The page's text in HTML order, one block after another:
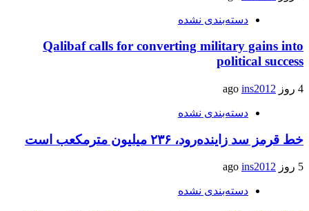
دسته‌بندی نشده
Qalibaf calls for converting military gains into
political success
4 روز ago ins2012
دسته‌بندی نشده
خط قرمز سد زاینده‌رود، ۲۳۶ میلیون مترمکعب است
5 روز ago ins2012
دسته‌بندی نشده